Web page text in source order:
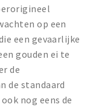
op een
een gevaarlijke
gouden ei te
de
de standaard
nog eens de